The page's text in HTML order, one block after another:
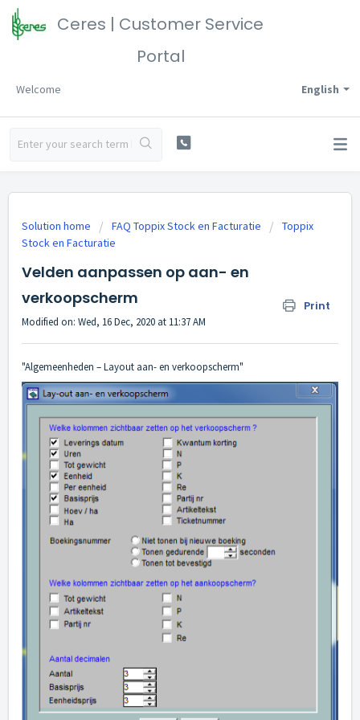
Ceres | Customer Service
Portal
English
Welcome
Solution home FAQ Toppix Stock en Facturatie
Toppix
Stock en Facturatie
Velden aanpassen op aan- en
verkoopscherm
Print
Modified on: Wed, 16 Dec, 2020 at 11:37 AM
"Algemeenheden – Layout aan- en verkoopscherm"